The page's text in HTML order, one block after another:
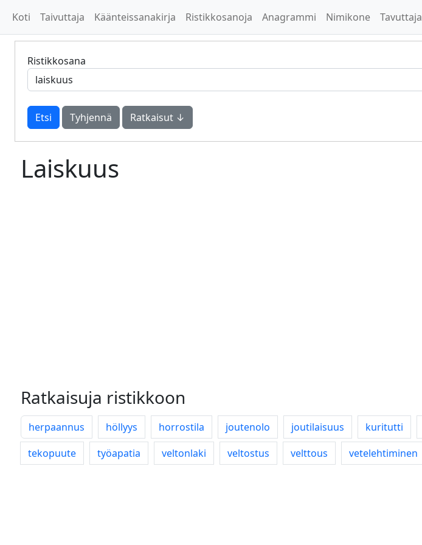
Koti Taivuttaja Käänteissanakirja Ristikkosanoja Anagrammi Nimikone Tavuttaja
Ristikkosana
Tyhjennä Ratkaisut ↓
Laiskuus
Ratkaisuja ristikkoon
herpaannus höllyys horrostila joutenolo joutilaisuus kuritutti
tekopuute
työapatia veltonlaki veltostus velttous vetelehtiminen